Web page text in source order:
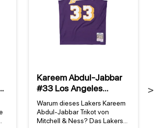
Kareem Abdul-Jabbar
#33 Los Angeles
Lakers 83 NBA Mitchell
& Ness Swingman
Trikot Lila
Warum dieses Lakers Kareem
Abdul-Jabbar Trikot von
Mitchell & Ness? Das Lakers
Next